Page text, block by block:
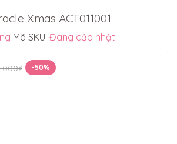
Xmas ACT011001
Mã SKU: Đang cập nhật
-50%